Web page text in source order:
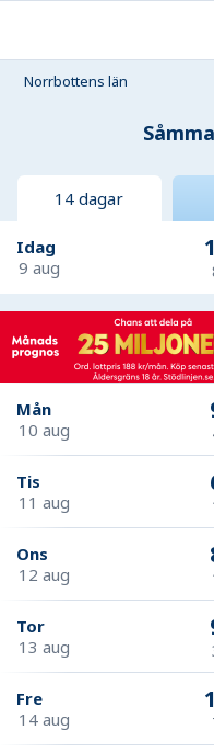
Norrbottens län
14 dagar
Idag
9 aug
Mån
10 aug
Tis
11 aug
Ons
12 aug
Tor
13 aug
Fre
14 aug